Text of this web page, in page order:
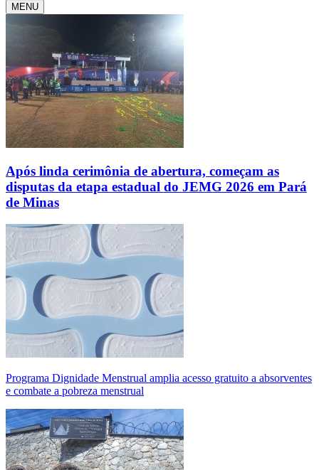
MENU
Após linda cerimônia de abertura, começam as
disputas da etapa estadual do JEMG 2026 em Pará
de Minas
Programa Dignidade Menstrual amplia acesso gratuito a absorventes
e combate a pobreza menstrual